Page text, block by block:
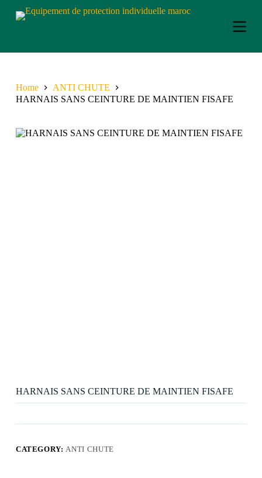
S
k
t
o
n
n
Home
ANTI CHUTE
HARNAIS SANS CEINTURE DE MAINTIEN FISAFE
HARNAIS SANS CEINTURE DE MAINTIEN FISAFE
CATEGORY: ANTI CHUTE